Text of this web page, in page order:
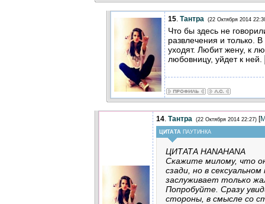
15. Тантра (22 Октября 2014
Что бы здесь не
развлечения и только.
уходят. Любит жену, к
любовницу, уйдет к ней.
14. Тантра (22 Октября 2014 22:27) [
ЦИТАТА ПАУТИНКА
ЦИТАТА HANAHANA
Скажите милому, что
сзади, но в
заслуживает только
Попробуйте. Сразу
стороны, в смысле со